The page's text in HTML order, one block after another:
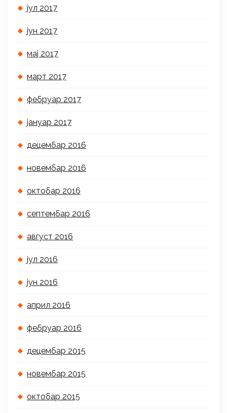
јул 2017
јун 2017
мај 2017
март 2017
фебруар 2017
јануар 2017
децембар 2016
новембар 2016
октобар 2016
септембар 2016
август 2016
јул 2016
јун 2016
април 2016
фебруар 2016
децембар 2015
новембар 2015
октобар 2015